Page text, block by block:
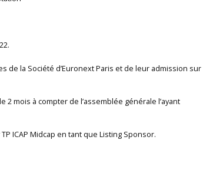
de la Société d’Euronext Paris et de leur admission sur
mois à compter de l’assemblée générale l’ayant
ICAP Midcap en tant que Listing Sponsor.